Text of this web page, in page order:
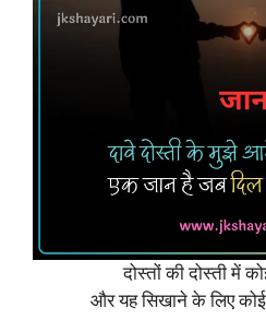
दोस्तों की दोस्ती में
और यह सिखाने के लिए कोई